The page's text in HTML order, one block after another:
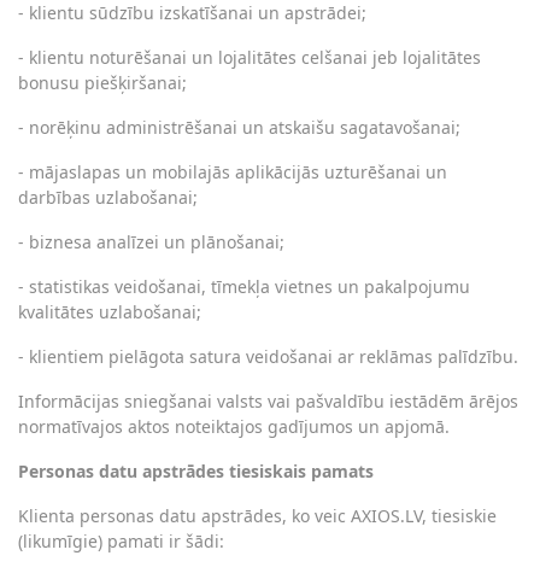
- klientu sūdzību izskatīšanai un apstrādei;
- klientu noturēšanai un lojalitātes celšanai jeb lojalitātes
bonusu piešķiršanai;
- norēķinu administrēšanai un atskaišu sagatavošanai;
- mājaslapas un mobilajās aplikācijās uzturēšanai un
darbības uzlabošanai;
- biznesa analīzei un plānošanai;
- statistikas veidošanai, tīmekļa vietnes un pakalpojumu
kvalitātes uzlabošanai;
- klientiem pielāgota satura veidošanai ar reklāmas palīdzību.
Informācijas sniegšanai valsts vai pašvaldību iestādēm ārējos
normatīvajos aktos noteiktajos gadījumos un apjomā.
Personas datu apstrādes tiesiskais pamats
Klienta personas datu apstrādes, ko veic AXIOS.LV, tiesiskie
(likumīgie) pamati ir šādi: